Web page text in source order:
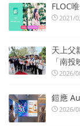
FLOC
2021/
天上父
「南
2026/
鎧應
2026/